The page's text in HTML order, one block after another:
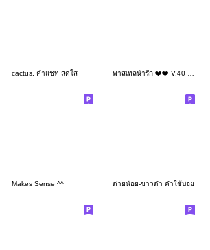
cactus, คำแชท สดใส
Makes Sense ^^ ต่ายน้อย-ขาวดำ คำใช้บ่อย